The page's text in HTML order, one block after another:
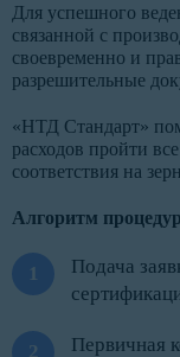
Для успешного
связанной с
своевременно и
разрешительные
«НТД Стандарт»
расходов пройти
соответствия на
Алгоритм
Подача
Первичная